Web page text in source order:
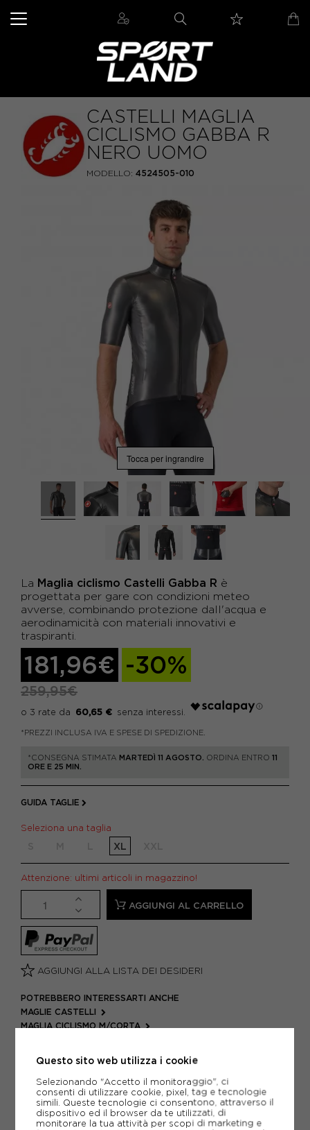
CASTELLI MAGLIA
CICLISMO GABBA R
NERO UOMO
MODELLO: 4524505-010
Tocca per ingrandire
La Maglia ciclismo Castelli Gabba R è
progettata per gare con condizioni meteo
avverse, combinando protezione dall'acqua e
aerodinamicità con materiali innovativi e
traspiranti.
181,96€ -30%
259,95€
60,65 €
*PREZZI INCLUSA IVA E SPESE DI SPEDIZIONE.
*CONSEGNA STIMATA MARTEDÌ 11 AGOSTO. ORDINA ENTRO 11
ORE E 25 MIN.
GUIDA TAGLIE
Seleziona una taglia
XL
Attenzione: ultimi articoli in magazzino!
AGGIUNGI AL CARRELLO
AGGIUNGI ALLA LISTA DEI DESIDERI
POTREBBERO INTERESSARTI ANCHE
MAGLIE CASTELLI
MAGLIA CICLISMO M/CORTA
METODI DI PAGAMENTO
PIÙ INFORMAZIONI
Questo sito web utilizza i cookie
Selezionando "Accetto il monitoraggio", ci
consenti di utilizzare cookie, pixel, tag e tecnologie
simili. Queste tecnologie ci consentono, attraverso il
dispositivo ed il browser da te utilizzati, di
monitorare la tua attività per scopi di marketing e